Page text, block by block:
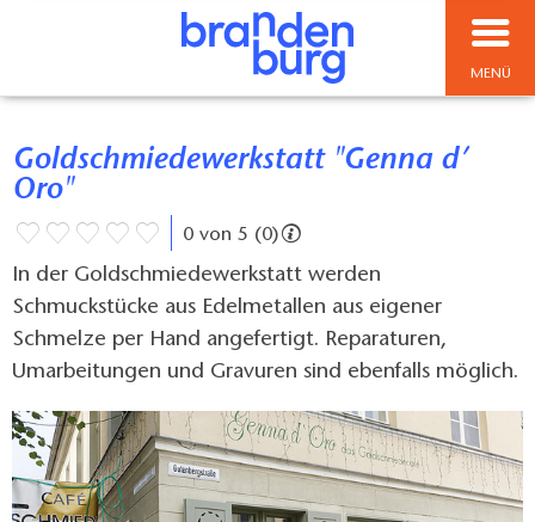
MENÜ
Goldschmiedewerkstatt "Genna d’
Oro"
0 von 5 (0)
In der Goldschmiedewerkstatt werden
Schmuckstücke aus Edelmetallen aus eigener
Schmelze per Hand angefertigt. Reparaturen,
Umarbeitungen und Gravuren sind ebenfalls möglich.